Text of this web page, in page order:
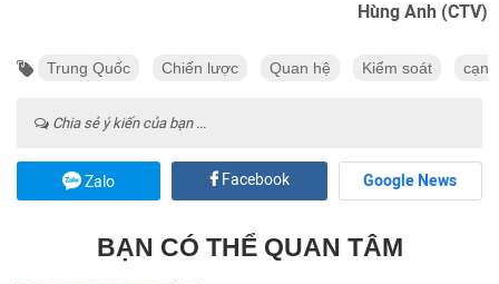
Hùng Anh (CTV)
Trung Quốc Chiến lược Quan hệ Kiểm soát
Chia sẻ ý kiến của bạn ...
Zalo Facebook Google News
BẠN CÓ THỂ QUAN TÂM